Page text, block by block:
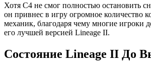
Хотя C4 не смог полностью остановить
он привнес в игру огромное количество
механик, благодаря чему многие игроки
его лучшей версией Lineage II.
Состояние Lineage II До